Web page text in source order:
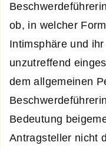
ob, in welcher
Intimsphäre und
unzutreffend
dem allgemeinen
Bedeutung
Antragsteller nicht